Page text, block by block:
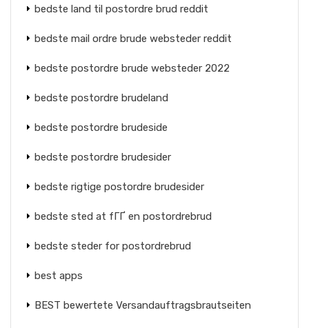
bedste land til postordre brud reddit
bedste mail ordre brude websteder reddit
bedste postordre brude websteder 2022
bedste postordre brudeland
bedste postordre brudeside
bedste postordre brudesider
bedste rigtige postordre brudesider
bedste sted at fГҐ en postordrebrud
bedste steder for postordrebrud
best apps
BEST bewertete Versandauftragsbrautseiten